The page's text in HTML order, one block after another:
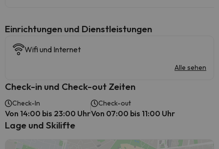
​Einrichtungen und Dienstleistungen
Wifi und Internet
Alle sehen
Check-in und Check-out Zeiten
Check-In
Von 14:00 bis 23:00 Uhr
Check-out
Von 07:00 bis 11:00 Uhr
Lage und Skilifte